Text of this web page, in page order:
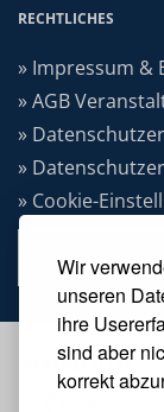
Wir
unseren
ihre
sind aber
korrekt
RECHTLICHES
» Impressum &
» AGB
»
»
» Cookie-
» Vertrag
VERANSTALTER